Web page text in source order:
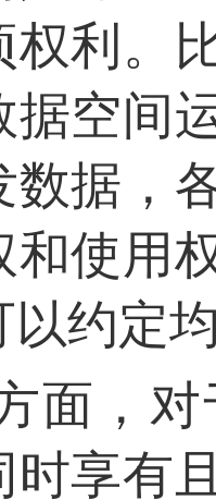
权利。
据空间
数据，
和使用
以约定
面，
时享有